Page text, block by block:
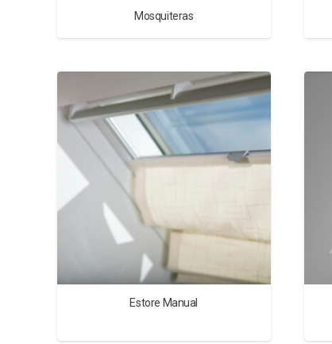
Mosquiteras
Estore Manual